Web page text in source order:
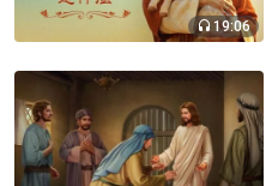
19:06